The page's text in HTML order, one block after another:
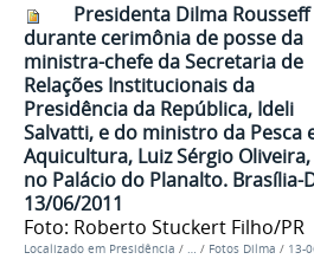
Presidenta Dilma Rousseff
durante cerimônia de posse da
ministra-chefe da Secretaria de
Relações Institucionais da
Presidência da República, Ideli
Salvatti, e do ministro da Pesca
Aquicultura, Luiz Sérgio Oliveira,
no Palácio do Planalto. Brasília-
13/06/2011
Foto: Roberto Stuckert Filho/PR
Localizado em Presidência / … / Fotos Dilma / 13-